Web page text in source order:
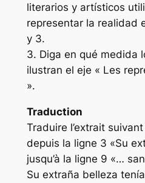
literarios y artísticos
representar la realidad
y 3.
3. Diga en qué medida
ilustran el eje « Les
».
Traduction
Traduire l’extrait
depuis la ligne 3 «Su
jusqu’à la ligne 9 «…
Su extraña belleza